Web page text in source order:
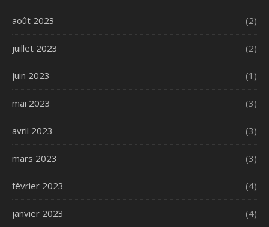
août 2023 (2)
juillet 2023 (2)
juin 2023 (1)
mai 2023 (3)
avril 2023 (3)
mars 2023 (3)
février 2023 (4)
janvier 2023 (4)